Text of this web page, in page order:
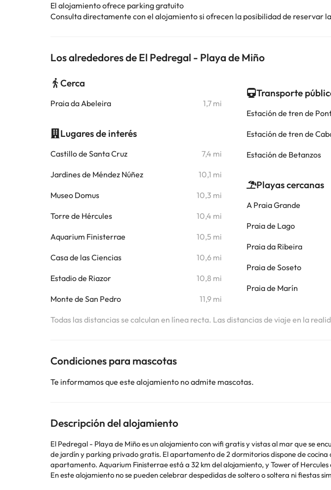
El alojamiento ofrece parking gratuito
Consulta directamente con el alojamiento si ofrecen la posibilidad de reservar
Los alrededores de El Pedregal - Playa de Miño
Cerca
Praia da Abeleira 1,7 mi
Lugares de interés
Castillo de Santa Cruz 7,4 mi
Jardines de Méndez Núñez 10,1 mi
Museo Domus 10,3 mi
Torre de Hércules 10,4 mi
Aquarium Finisterrae 10,5 mi
Casa de las Ciencias 10,6 mi
Estadio de Riazor 10,8 mi
Monte de San Pedro 11,9 mi
Transporte
Estación de tren de
Estación de tren de
Estación de Betanzos
Playas cercanas
A Praia Grande
Praia de Lago
Praia da Ribeira
Praia de Soseto
Praia de Marín
Todas las distancias se calculan en línea recta. Las distancias de viaje en la
Condiciones para mascotas
Te informamos que este alojamiento no admite mascotas.
Descripción del alojamiento
El Pedregal - Playa de Miño es un alojamiento con wifi gratis y vistas al mar que se
de jardín y parking privado gratis. El apartamento de 2 dormitorios dispone de cocina con nevera y lavavajillas, y 1 baño con bidet y ducha. Hay toallas y ropa de cama en el
apartamento. Aquarium Finisterrae está a 32 km del alojamiento, y Tower of
En este alojamiento no se pueden celebrar despedidas de soltero o soltera ni fiestas similares. Informa a con antelación de tu hora prevista
utilizar el apartado de peticiones especiales al hacer la reserva o ponerte en